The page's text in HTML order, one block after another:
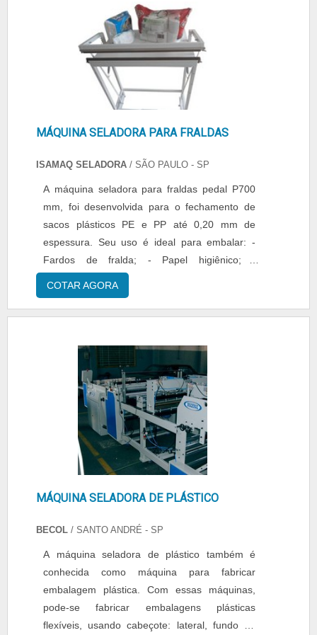
MÁQUINA SELADORA PARA FRALDAS
ISAMAQ SELADORA / SÃO PAULO - SP
A máquina seladora para fraldas pedal P700
mm, foi desenvolvida para o fechamento de
sacos plásticos PE e PP até 0,20 mm de
espessura. Seu uso é ideal para embalar: -
Fardos de fralda; - Papel higiênico; -
Guardanapos; - Entre outros. Seu
aquecimento é instantâneo com regulador de
mão de obra; Especificações: - Área de
selagem: 700 mm; - Vol....
COTAR AGORA
MÁQUINA SELADORA DE PLÁSTICO
BECOL / SANTO ANDRÉ - SP
A máquina seladora de plástico também é
conhecida como máquina para fabricar
embalagem plástica. Com essas máquinas,
pode-se fabricar embalagens plásticas
flexíveis, usando cabeçote: lateral, fundo ou